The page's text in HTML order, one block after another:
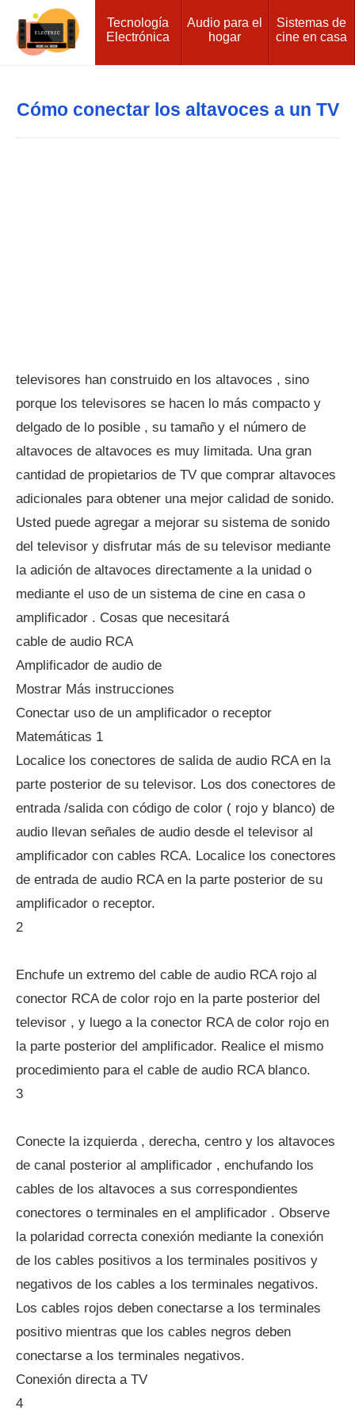
Tecnología
Electrónica
Audio para el
hogar
Sistemas de
cine en casa
Cómo conectar los altavoces a un TV
televisores han construido en los altavoces , sino
porque los televisores se hacen lo más compacto y
delgado de lo posible , su tamaño y el número de
altavoces de altavoces es muy limitada. Una gran
cantidad de propietarios de TV que comprar altavoces
adicionales para obtener una mejor calidad de sonido.
Usted puede agregar a mejorar su sistema de sonido
del televisor y disfrutar más de su televisor mediante
la adición de altavoces directamente a la unidad o
mediante el uso de un sistema de cine en casa o
amplificador . Cosas que necesitará
cable de audio RCA
Amplificador de audio de
Mostrar Más instrucciones
Conectar uso de un amplificador o receptor
Matemáticas 1
Localice los conectores de salida de audio RCA en la
parte posterior de su televisor. Los dos conectores de
entrada /salida con código de color ( rojo y blanco) de
audio llevan señales de audio desde el televisor al
amplificador con cables RCA. Localice los conectores
de entrada de audio RCA en la parte posterior de su
amplificador o receptor.
2
Enchufe un extremo del cable de audio RCA rojo al
conector RCA de color rojo en la parte posterior del
televisor , y luego a la conector RCA de color rojo en
la parte posterior del amplificador. Realice el mismo
procedimiento para el cable de audio RCA blanco.
3
Conecte la izquierda , derecha, centro y los altavoces
de canal posterior al amplificador , enchufando los
cables de los altavoces a sus correspondientes
conectores o terminales en el amplificador . Observe
la polaridad correcta conexión mediante la conexión
de los cables positivos a los terminales positivos y
negativos de los cables a los terminales negativos.
Los cables rojos deben conectarse a los terminales
positivo mientras que los cables negros deben
conectarse a los terminales negativos.
Conexión directa a TV
4